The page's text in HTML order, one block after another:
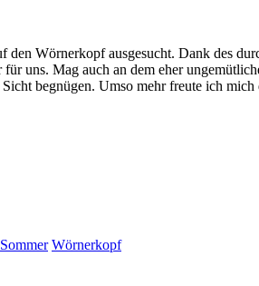
Wörnerkopf ausgesucht. Dank des
uns. Mag auch an dem eher
begnügen. Umso mehr freute ich
Sommer Wörnerkopf